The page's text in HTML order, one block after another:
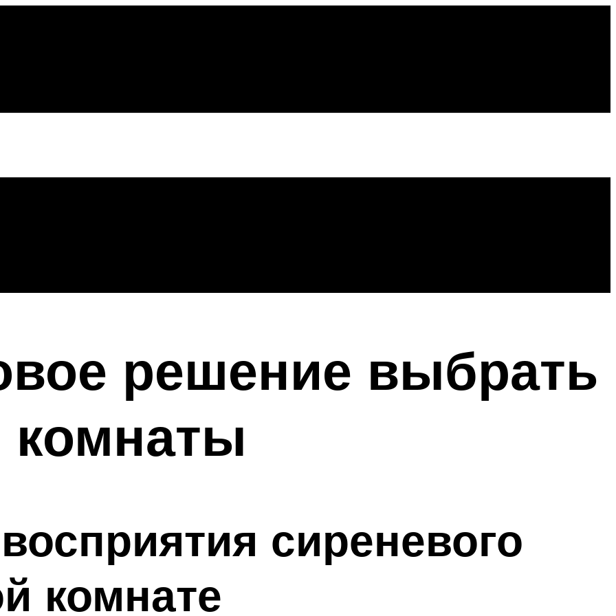
решение выбрать
комнаты
сиреневого
комнате